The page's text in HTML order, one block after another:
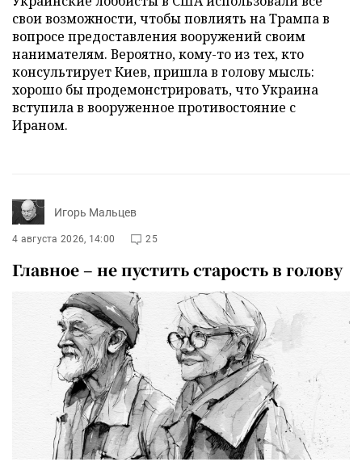
свои возможности, чтобы повлиять на Трампа в
вопросе предоставления вооружений своим
нанимателям. Вероятно, кому-то из тех, кто
консультирует Киев, пришла в голову мысль:
хорошо бы продемонстрировать, что Украина
вступила в вооруженное противостояние с
Ираном.
Игорь Мальцев
4 августа 2026, 14:00 25
Главное – не пустить старость в голову